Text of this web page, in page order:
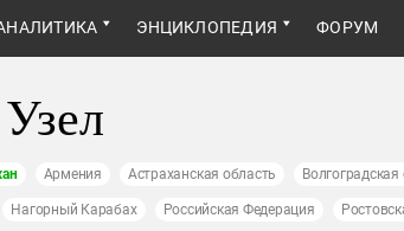
ЭНЦИКЛОПЕДИЯ ФОРУМ
Армения Астраханская область Волгоградская
Нагорный Карабах Российская Федерация